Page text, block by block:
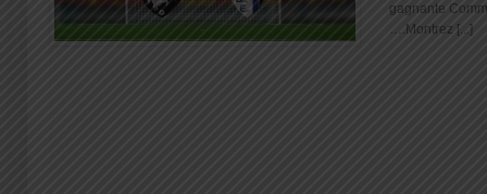
gagnante
….Montrez [...]